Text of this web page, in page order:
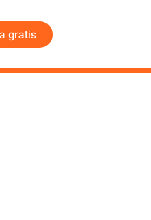
gratis